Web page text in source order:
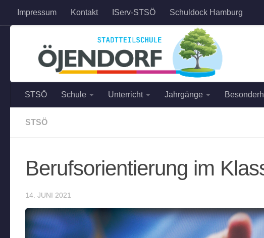
Zum Inhalt springen
Impressum Kontakt IServ-STSÖ Schuldock Hamburg
STSÖ Schule Unterricht Jahrgänge
STSÖ
Berufsorientierung im
14. JUNI 2021